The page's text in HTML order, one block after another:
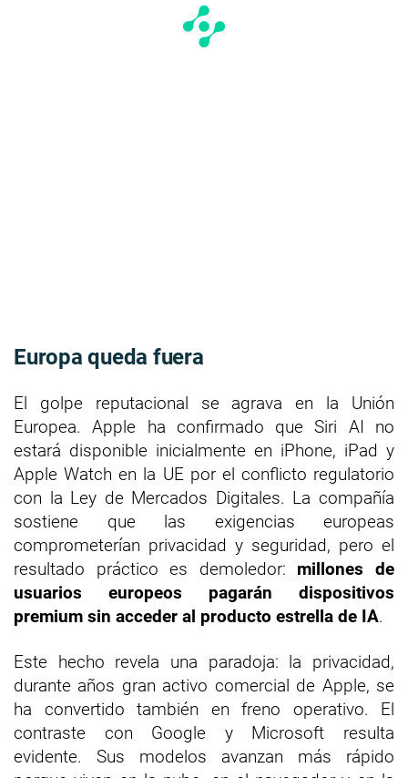
Europa queda fuera
El golpe reputacional se agrava en la Unión
Europea. Apple ha confirmado que Siri AI no
estará disponible inicialmente en iPhone, iPad y
Apple Watch en la UE por el conflicto regulatorio
con la Ley de Mercados Digitales. La compañía
sostiene que las exigencias europeas
comprometerían privacidad y seguridad, pero el
resultado práctico es demoledor: millones de
usuarios europeos pagarán dispositivos
premium sin acceder al producto estrella de IA.
Este hecho revela una paradoja: la privacidad,
durante años gran activo comercial de Apple, se
ha convertido también en freno operativo. El
contraste con Google y Microsoft resulta
evidente. Sus modelos avanzan más rápido